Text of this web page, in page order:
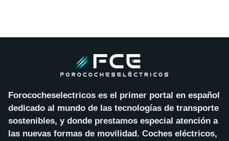
Forococheselectricos es el primer portal en español
dedicado al mundo de las tecnologías de transporte
sostenibles, y donde prestamos especial atención a
las nuevas formas de movilidad. Coches eléctricos,